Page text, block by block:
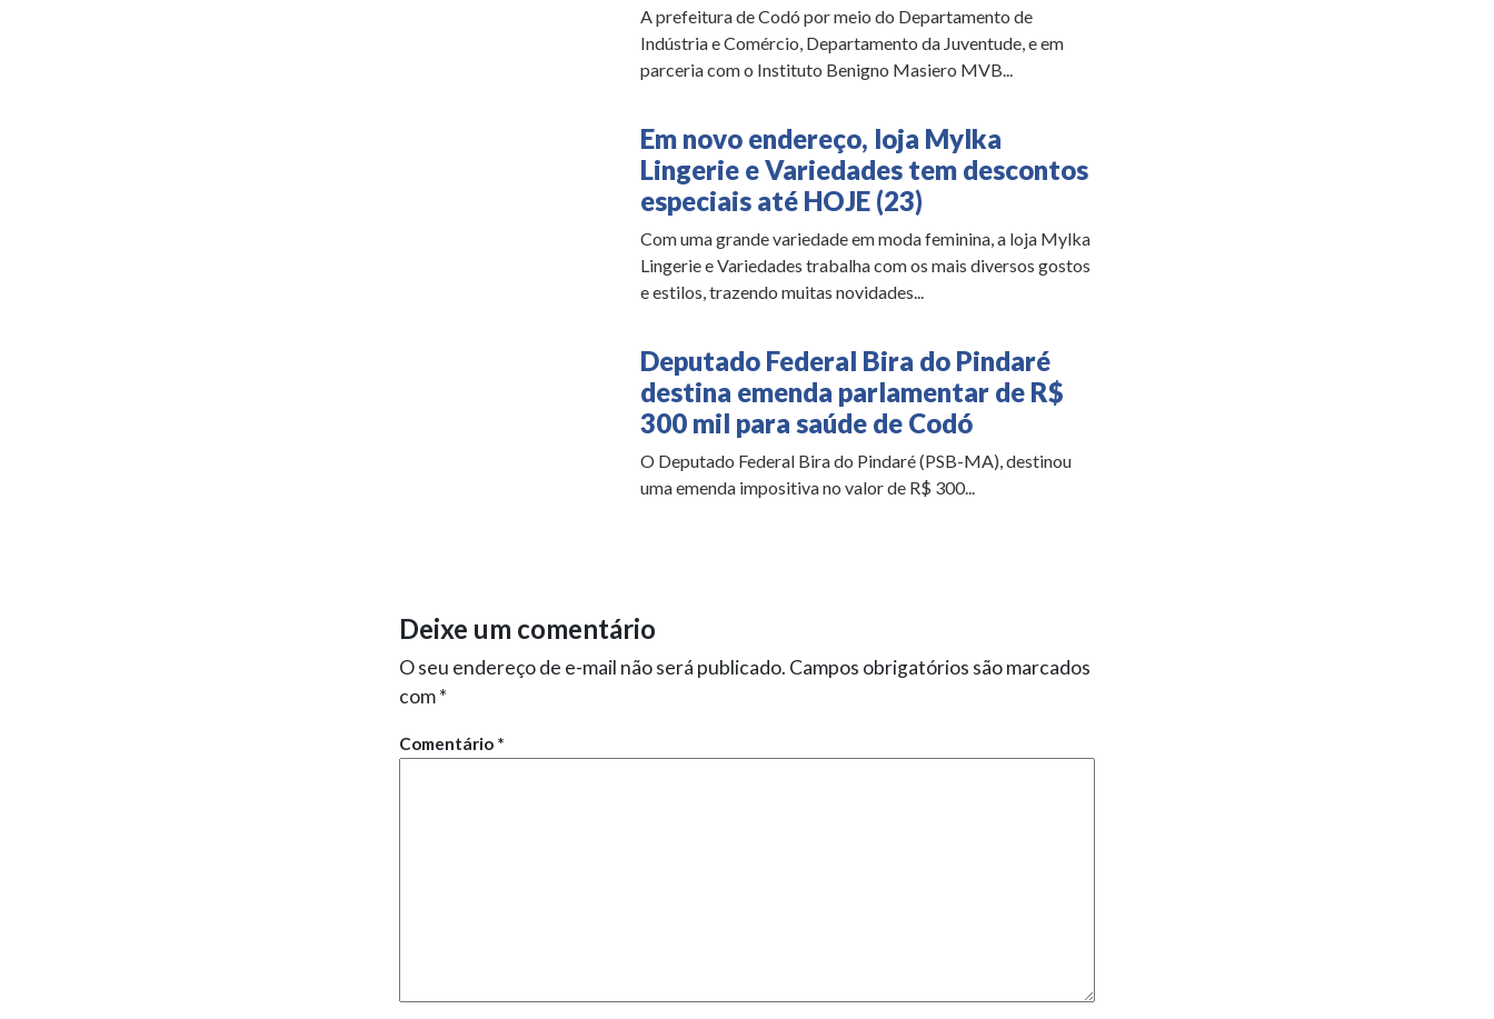
A prefeitura de Codó por meio do Departamento de
Indústria e Comércio, Departamento da Juventude, e em
parceria com o Instituto Benigno Masiero MVB...
Em novo endereço, loja Mylka
Lingerie e Variedades tem descontos
especiais até HOJE (23)
Com uma grande variedade em moda feminina, a loja Mylka
Lingerie e Variedades trabalha com os mais diversos gostos
e estilos, trazendo muitas novidades...
Deputado Federal Bira do Pindaré
destina emenda parlamentar de R$
300 mil para saúde de Codó
O Deputado Federal Bira do Pindaré (PSB-MA), destinou
uma emenda impositiva no valor de R$ 300...
Deixe um comentário
O seu endereço de e-mail não será publicado. Campos obrigatórios são marcados
com*
Comentário *